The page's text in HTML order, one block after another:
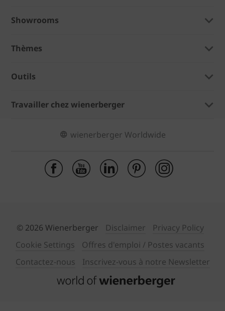
Showrooms
Thèmes
Outils
Travailler chez wienerberger
wienerberger Worldwide
© 2026 Wienerberger Disclaimer
Privacy Policy
Cookie Settings
Offres d'emploi / Postes vacants
Contactez-nous
Inscrivez-vous à notre Newsletter